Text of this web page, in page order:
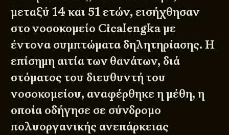
μεταξύ 14 και 51 ετών, εισήχθησαν
στο νοσοκομείο Cicalengka με
έντονα συμπτώματα δηλητηρίασης. Η
επίσημη αιτία των θανάτων, διά
στόματος του διευθυντή του
νοσοκομείου, αναφέρθηκε η μέθη, η
οποία οδήγησε σε σύνδρομο
πολυοργανικής ανεπάρκειας